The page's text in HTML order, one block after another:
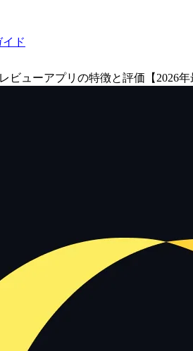
イド
ビューアプリの特徴と評価【2026年